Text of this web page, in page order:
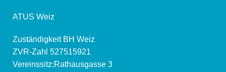
ATUS Weiz
Zuständigkeit BH Weiz
ZVR-Zahl 527515921
Vereinssitz:Rathausgasse 3